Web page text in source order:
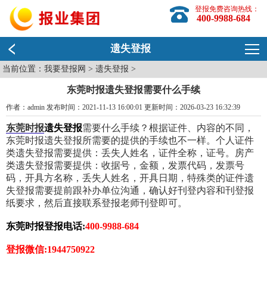
登报免费咨询热线：
400-9988-684
遗失登报
当前位置：我要登报网 >遗失登报 >
东莞时报遗失登报需要什么手续
作者：admin 发布时间：2021-11-13 16:00:01 更新时间：2026-03-23 16:32:39
东莞时报遗失登报需要什么手续？根据证件、内容的不同，
东莞时报遗失登报所需要的提供的手续也不一样。个人证件
类遗失登报需要提供：丢失人姓名，证件全称，证号。房产
类遗失登报需要提供：收据号，金额，发票代码，发票号
码，开具方名称，丢失人姓名，开具日期，特殊类的证件遗
失登报需要提前跟补办单位沟通，确认好刊登内容和刊登报
纸要求，然后直接联系登报老师刊登即可。
东莞时报登报电话:400-9988-684
登报微信:1944750922